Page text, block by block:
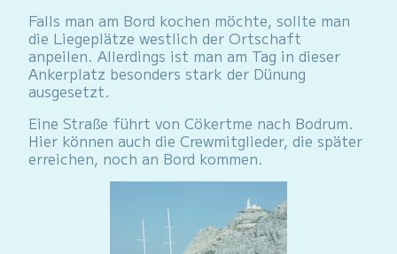
Falls man am Bord kochen möchte, sollte man
die Liegeplätze westlich der Ortschaft
anpeilen. Allerdings ist man am Tag in dieser
Ankerplatz besonders stark der Dünung
ausgesetzt.
Eine Straße führt von Cökertme nach Bodrum.
Hier können auch die Crewmitglieder, die später
erreichen, noch an Bord kommen.